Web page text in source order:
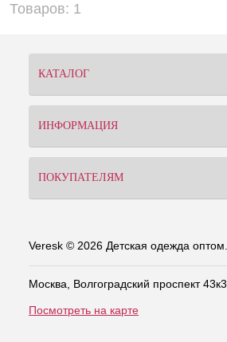
Товаров: 1
КАТАЛОГ
ИНФОРМАЦИЯ
ПОКУПАТЕЛЯМ
Veresk © 2026 Детская одежда оптом.
Москва, Волгоградский проспект 43к3
Посмотреть на карте